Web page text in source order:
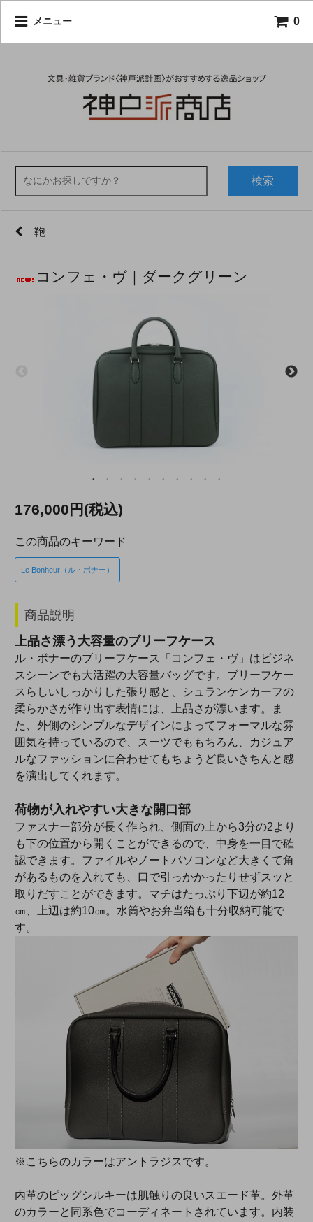
メニュー 0
検索
鞄
コンフェ・ヴ｜ダークグリーン
176,000円(税込)
この商品のキーワード
Le Bonheur（ル・ボナー）
商品説明
上品さ漂う大容量のブリーフケース
ル・ボナーのブリーフケース「コンフェ・ヴ」はビジネ
スシーンでも大活躍の大容量バッグです。ブリーフケー
スらしいしっかりした張り感と、シュランケンカーフの
柔らかさが作り出す表情には、上品さが漂います。ま
た、外側のシンプルなデザインによってフォーマルな雰
囲気を持っているので、スーツでももちろん、カジュア
ルなファッションに合わせてもちょうど良いきちんと感
を演出してくれます。
荷物が入れやすい大きな開口部
ファスナー部分が長く作られ、側面の上から3分の2より
も下の位置から開くことができるので、中身を一目で確
認できます。ファイルやノートパソコンなど大きくて角
があるものを入れても、口で引っかかったりせずスッと
取りだすことができます。マチはたっぷり下辺が約12
㎝、上辺は約10㎝。水筒やお弁当箱も十分収納可能で
す。
※こちらのカラーはアントラジスです。
内革のピッグシルキーは肌触りの良いスエード革。外革
のカラーと同系色でコーディネートされています。内装